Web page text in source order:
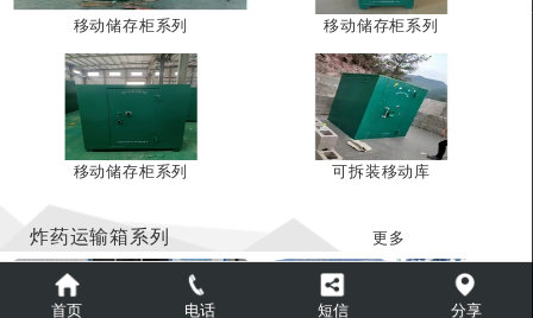
移动储存柜系列 移动储存柜系列
移动储存柜系列 可拆装移动库
炸药运输箱系列 更多
首页 电话 短信 分享